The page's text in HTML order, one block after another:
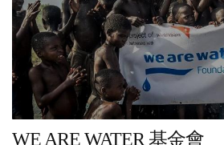
WE ARE WATER 基金會